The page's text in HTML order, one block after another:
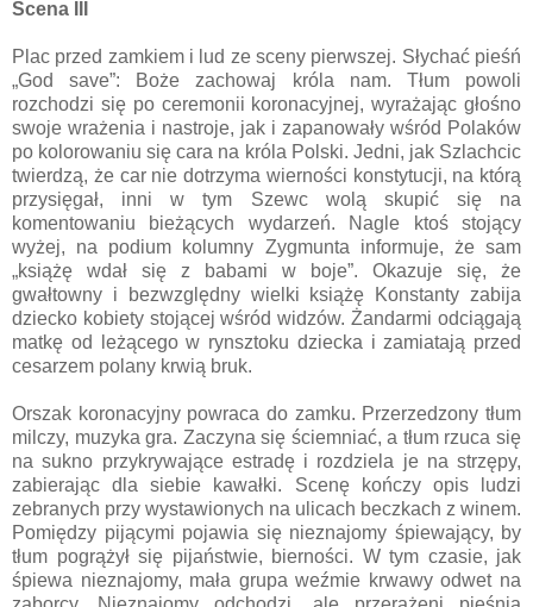
Scena III
Plac przed zamkiem i lud ze sceny pierwszej. Słychać pieśń
„God save”: Boże zachowaj króla nam. Tłum powoli
rozchodzi się po ceremonii koronacyjnej, wyrażając głośno
swoje wrażenia i nastroje, jak i zapanowały wśród Polaków
po kolorowaniu się cara na króla Polski. Jedni, jak Szlachcic
twierdzą, że car nie dotrzyma wierności konstytucji, na którą
przysięgał, inni w tym Szewc wolą skupić się na
komentowaniu bieżących wydarzeń. Nagle ktoś stojący
wyżej, na podium kolumny Zygmunta informuje, że sam
„książę wdał się z babami w boje”. Okazuje się, że
gwałtowny i bezwzględny wielki książę Konstanty zabija
dziecko kobiety stojącej wśród widzów. Żandarmi odciągają
matkę od leżącego w rynsztoku dziecka i zamiatają przed
cesarzem polany krwią bruk.
Orszak koronacyjny powraca do zamku. Przerzedzony tłum
milczy, muzyka gra. Zaczyna się ściemniać, a tłum rzuca się
na sukno przykrywające estradę i rozdziela je na strzępy,
zabierając dla siebie kawałki. Scenę kończy opis ludzi
zebranych przy wystawionych na ulicach beczkach z winem.
Pomiędzy pijącymi pojawia się nieznajomy śpiewający, by
tłum pogrążył się pijaństwie, bierności. W tym czasie, jak
śpiewa nieznajomy, mała grupa weźmie krwawy odwet na